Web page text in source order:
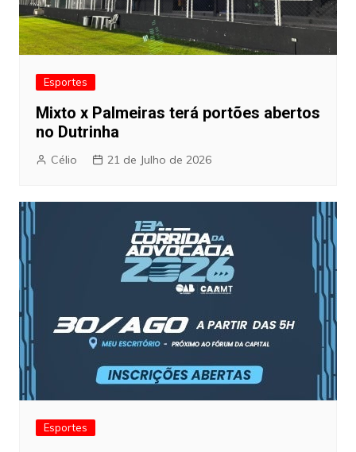
Esportes
Mixto x Palmeiras terá portões abertos
no Dutrinha
Célio 21 de Julho de 2026
Esportes